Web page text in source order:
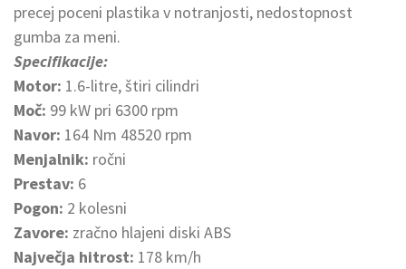
precej poceni plastika v notranjosti, nedostopnost
gumba za meni.
Specifikacije:
Motor: 1.6-litre, štiri cilindri
Moč: 99 kW pri 6300 rpm
Navor: 164 Nm 48520 rpm
Menjalnik: ročni
Prestav: 6
Pogon: 2 kolesni
Zavore: zračno hlajeni diski ABS
Največja hitrost: 178 km/h